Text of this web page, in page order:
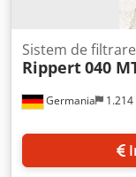
Germania
Sistem de filtrare
Rippert040